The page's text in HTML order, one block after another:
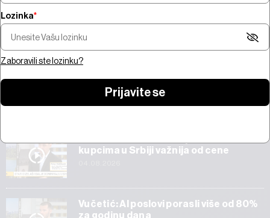
Pregled nedelje - pregovori na
prvi rezultati SpaceX-a
Šta pokreće
bitcoina od 100
jačanje zlata i AI
Start
kupcima u Srbiji važnija od cene
Vučetić: AI poslovi porasli više od 80%
za godinu dana
Lozinka*
Zaboravili ste lozinku?
Prijavite se